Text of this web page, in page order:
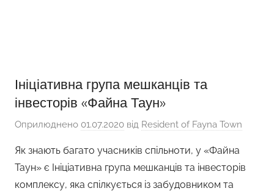
Ініціативна група мешканців та
інвесторів «Файна Таун»
Оприлюднено 01.07.2020 від Resident of Fayna Town
Як знають багато учасників спільноти, у «Файна
Таун» є Ініціативна група мешканців та інвесторів
комплексу, яка спілкується із забудовником та